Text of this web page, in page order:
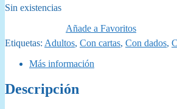
Sin existencias
Añade a Favoritos
Etiquetas: Adultos, Con cartas, Con dados,
Más información
Descripción